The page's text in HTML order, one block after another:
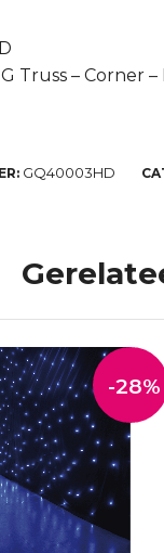
Truss – Corner
GQ40003HD
-28%